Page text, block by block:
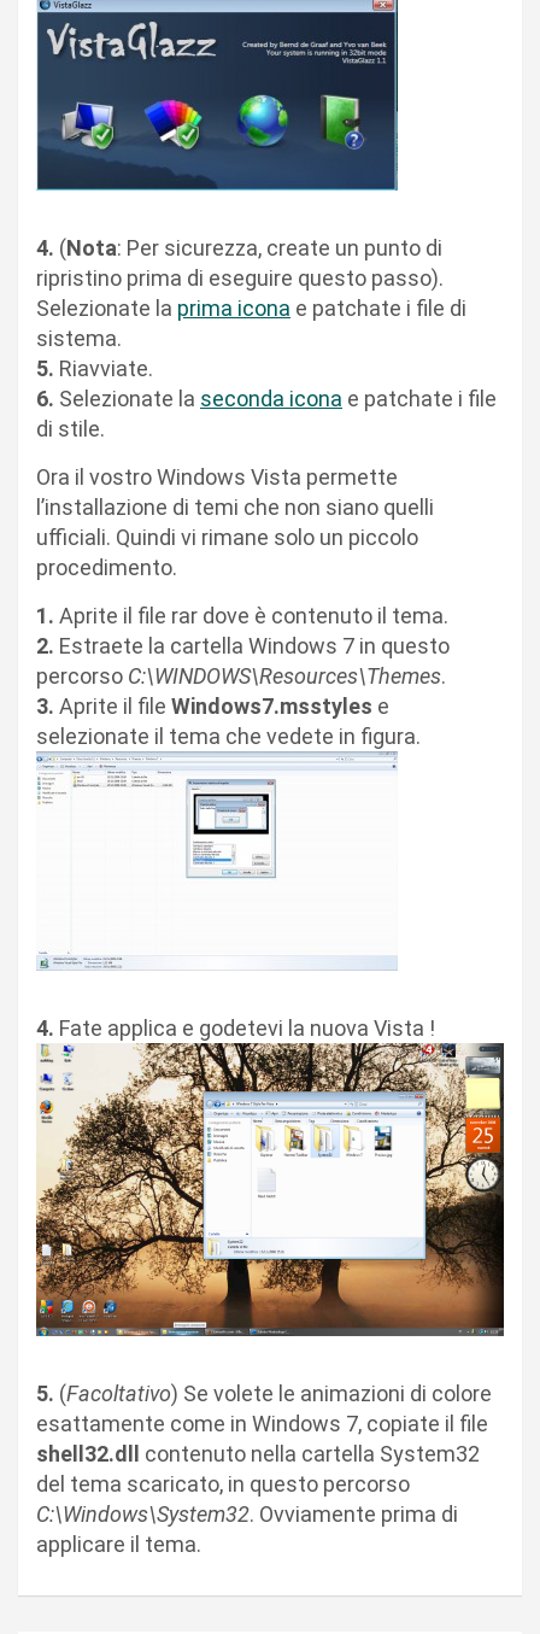
4. (Nota: Per sicurezza, create un punto di
ripristino prima di eseguire questo passo).
Selezionate la prima icona e patchate i file di
sistema.
5. Riavviate.
6. Selezionate la seconda icona e patchate i file
di stile.
Ora il vostro Windows Vista permette
l’installazione di temi che non siano quelli
ufficiali. Quindi vi rimane solo un piccolo
procedimento.
1. Aprite il file rar dove è contenuto il tema.
2. Estraete la cartella Windows 7 in questo
percorso C:\WINDOWS\Resources\Themes.
3. Aprite il file Windows7.msstyles e
selezionate il tema che vedete in figura.
4. Fate applica e godetevi la nuova Vista !
5. (Facoltativo) Se volete le animazioni di colore
esattamente come in Windows 7, copiate il file
shell32.dll contenuto nella cartella System32
del tema scaricato, in questo percorso
C:\Windows\System32. Ovviamente prima di
applicare il tema.